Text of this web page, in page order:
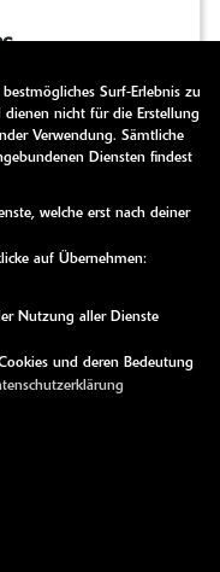
Esslingen seit
für
Surf-Erlebnis zu
nicht für die Erstellung
Verwendung. Sämtliche
Diensten findest
welche erst nach deiner
auf Übernehmen:
Nutzung aller Dienste
und deren Bedeutung